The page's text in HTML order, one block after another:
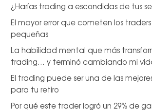
¿Harías trading a escondidas de tus
El mayor error que cometen los
pequeñas
La habilidad mental que más
trading… y terminó cambiando mi
El trading puede ser una de las
para tu retiro
Por qué este trader logró un 29% de